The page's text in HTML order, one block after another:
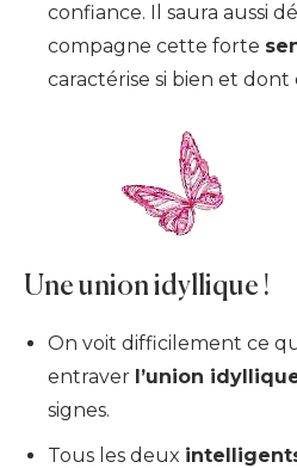
confiance. Il saura aussi
compagne cette forte
caractérise si bien et dont
Une union idyllique !
On voit difficilement ce
entraver l’union
signes.
Tous les deux